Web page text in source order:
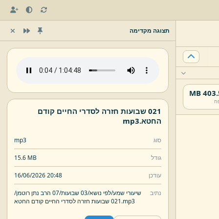
403.5
תצוגה מקדימה
021 שבועות חזרה לסדרי החיים קודם
החטא.mp3
סוג mp3
גודל 15.6 MB
עודכן 16/06/2026 20:48
נתיב שיעורי שמע/לפי נושא/03 שבועות/
07 הרב נתן רוטמן/
021 שבועות חזרה לסדרי החיים קודם החטא.mp3